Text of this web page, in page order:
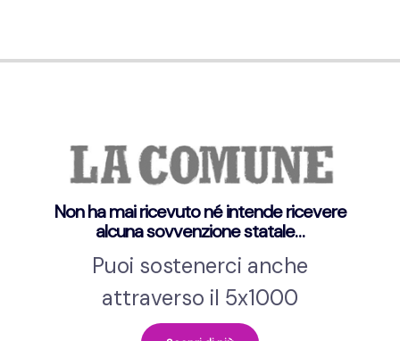
Non ha mai ricevuto né intende ricevere
alcuna sovvenzione statale…
Puoi sostenerci anche
attraverso il 5x1000